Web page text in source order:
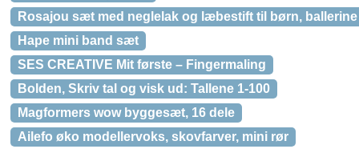
Rosajou sæt med neglelak og læbestift til børn, ballerine
Hape mini band sæt
SES CREATIVE Mit første – Fingermaling
Bolden, Skriv tal og visk ud: Tallene 1-100
Magformers wow byggesæt, 16 dele
Ailefo øko modellervoks, skovfarver, mini rør